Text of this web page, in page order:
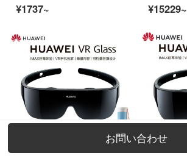
¥1737~
¥15229~
お問い合わせ